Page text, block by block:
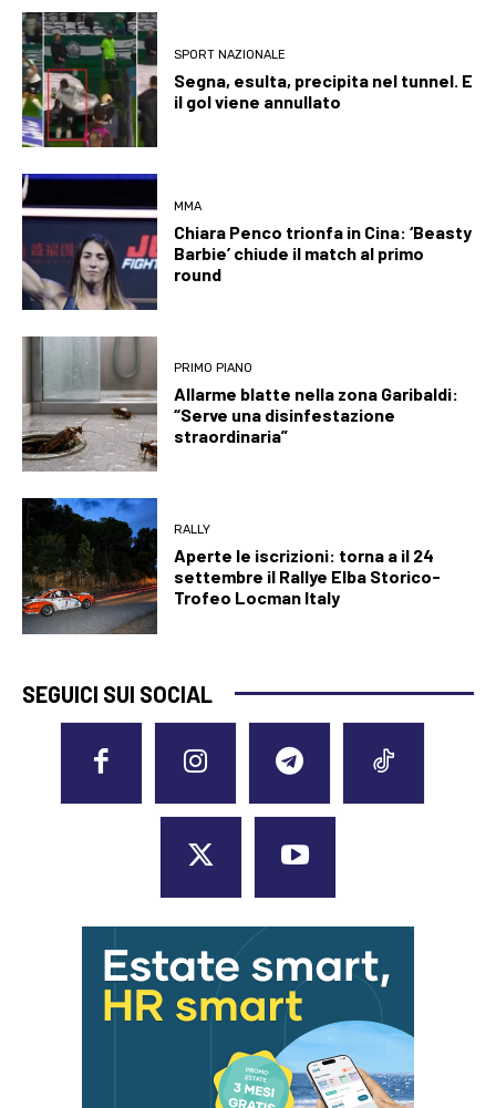
SPORT NAZIONALE
Segna, esulta, precipita nel tunnel. E
il gol viene annullato
MMA
Chiara Penco trionfa in Cina: ‘Beasty
Barbie’ chiude il match al primo
round
PRIMO PIANO
Allarme blatte nella zona Garibaldi:
“Serve una disinfestazione
straordinaria”
RALLY
Aperte le iscrizioni: torna a il 24
settembre il Rallye Elba Storico-
Trofeo Locman Italy
SEGUICI SUI SOCIAL